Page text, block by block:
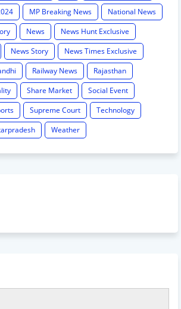
MP Breaking News
National News
News
News Hunt Exclusive
News Story
News Times Exclusive
Railway News
Rajasthan
Share Market
Social Event
Supreme Court
Technology
Weather